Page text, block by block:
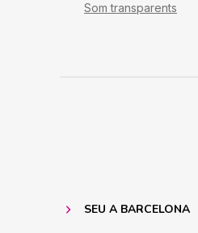
Som transparents
SEU A BARCELONA